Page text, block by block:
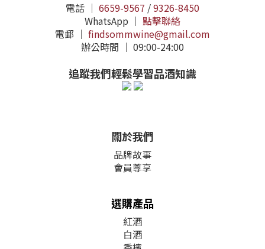
電話 ｜ 6659-9567 /9326-8450
WhatsApp ｜ 點擊聯絡
電郵 ｜ findsommwine@gmail.com
辦公時間 ｜ 09:00-24:00
追蹤我們輕鬆學習品酒知識
關於我們
品牌故事
會員尊享
選購產品
紅酒
白酒